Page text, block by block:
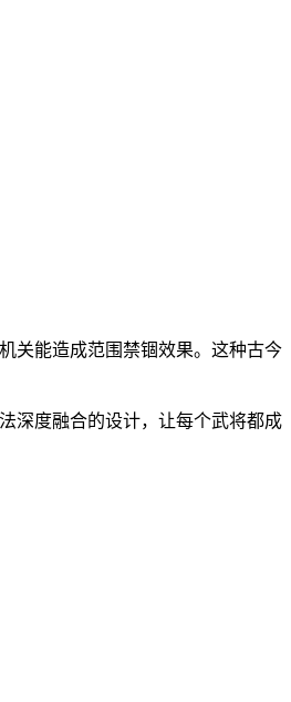
关能造成范围禁锢效果。这种古今
深度融合的设计，让每个武将都成